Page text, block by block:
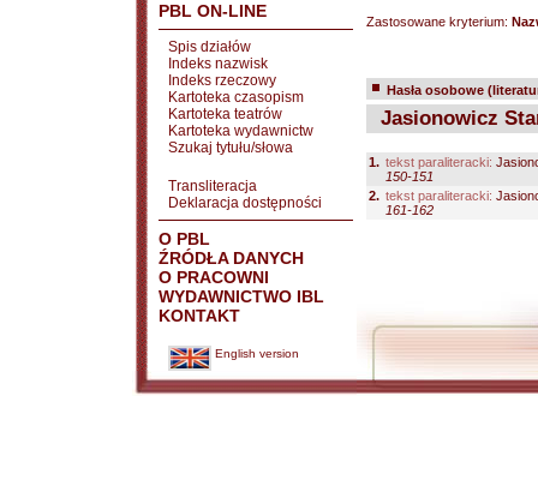
PBL ON-LINE
Spis działów
Indeks nazwisk
Indeks rzeczowy
Kartoteka czasopism
Kartoteka teatrów
Kartoteka wydawnictw
Szukaj tytułu/słowa
Transliteracja
Deklaracja dostępności
O PBL
ŹRÓDŁA DANYCH
O PRACOWNI
WYDAWNICTWO IBL
KONTAKT
English version
Zastosowane kryterium:
Hasła osobowe
Jasionowicz
1. tekst paraliteracki:
150-151
2. tekst paraliteracki:
161-162